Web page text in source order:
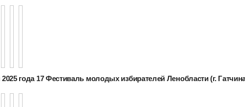
2025 года 17 Фестиваль молодых избирателей Ленобласти (г.